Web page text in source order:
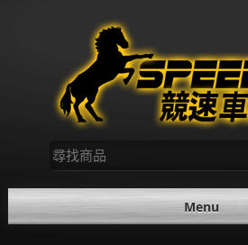
尋
找：
Menu